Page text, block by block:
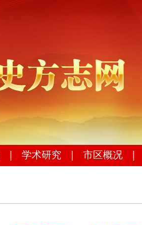
学术研究 市区概况